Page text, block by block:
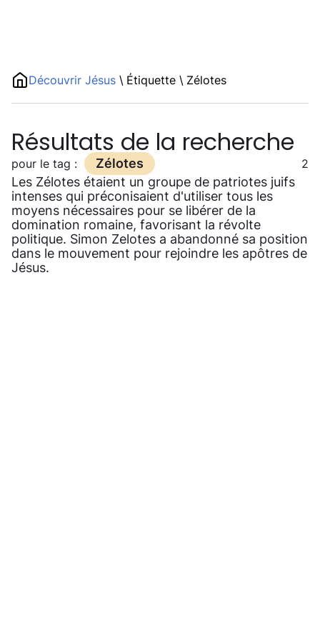
Découvrir Jésus \ Étiquette \ Zélotes
Résultats de la recherche
pour le tag : Zélotes 2
Les Zélotes étaient un groupe de patriotes juifs
intenses qui préconisaient d'utiliser tous les
moyens nécessaires pour se libérer de la
domination romaine, favorisant la révolte
politique. Simon Zelotes a abandonné sa position
dans le mouvement pour rejoindre les apôtres de
Jésus.